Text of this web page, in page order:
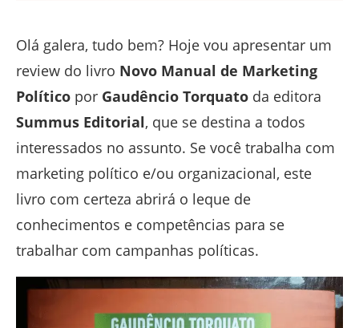
Olá galera, tudo bem? Hoje vou apresentar um
review do livro Novo Manual de Marketing
Político por Gaudêncio Torquato da editora
Summus Editorial, que se destina a todos
interessados no assunto. Se você trabalha com
marketing político e/ou organizacional, este
livro com certeza abrirá o leque de
conhecimentos e competências para se
trabalhar com campanhas políticas.